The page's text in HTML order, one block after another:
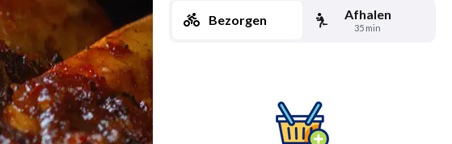
Bezorgen Afhalen
35 min